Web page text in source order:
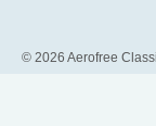
© 2026 Aerofree